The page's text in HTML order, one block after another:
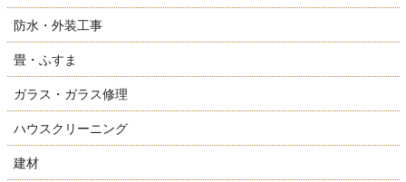
防水・外装工事
畳・ふすま
ガラス・ガラス修理
ハウスクリーニング
建材